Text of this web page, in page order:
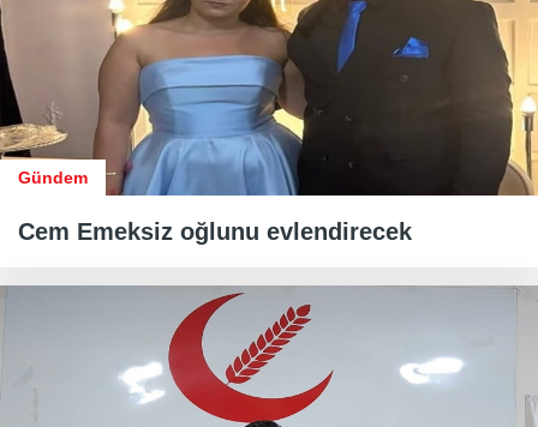
Gündem
Cem Emeksiz oğlunu evlendirecek